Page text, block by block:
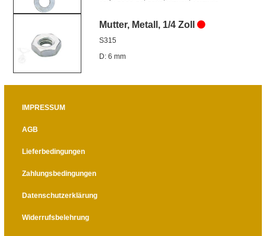
Mutter, Metall, 1/4 Zoll
S315
D: 6 mm
IMPRESSUM
AGB
Lieferbedingungen
Zahlungsbedingungen
Datenschutzerklärung
Widerrufsbelehrung